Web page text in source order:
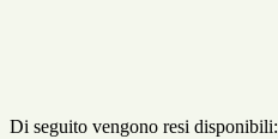
Di seguito vengono resi disponibili: